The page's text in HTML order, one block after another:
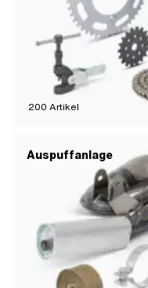
200 Artikel
Auspuffanlage